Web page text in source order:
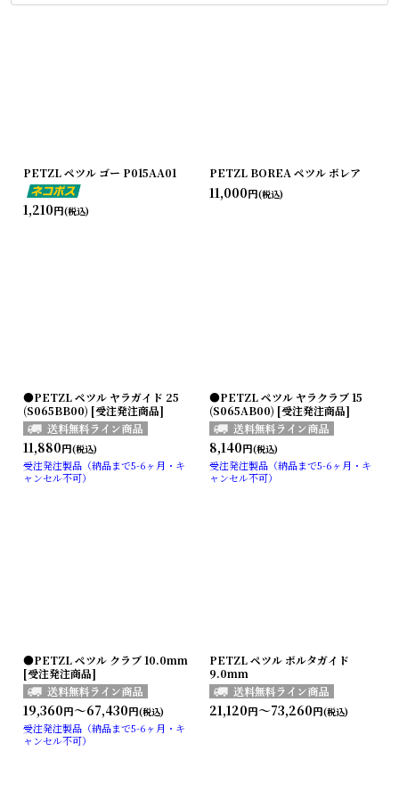
PETZL ペツル ゴー P015AA01
1,210円(税込)
PETZL BOREA ペツル ボレア
11,000円(税込)
●PETZL ペツル ヤラガイド 25
(S065BB00) [受注発注商品]
11,880円(税込)
受注発注製品（納品まで5-6ヶ月・キ
ャンセル不可）
●PETZL ペツル ヤラクラブ 15
(S065AB00) [受注発注商品]
8,140円(税込)
受注発注製品（納品まで5-6ヶ月・キ
ャンセル不可）
●PETZL ペツル クラブ 10.0mm
[受注発注商品]
19,360円～67,430円(税込)
受注発注製品（納品まで5-6ヶ月・キ
ャンセル不可）
PETZL ペツル ボルタガイド
9.0mm
21,120円～73,260円(税込)